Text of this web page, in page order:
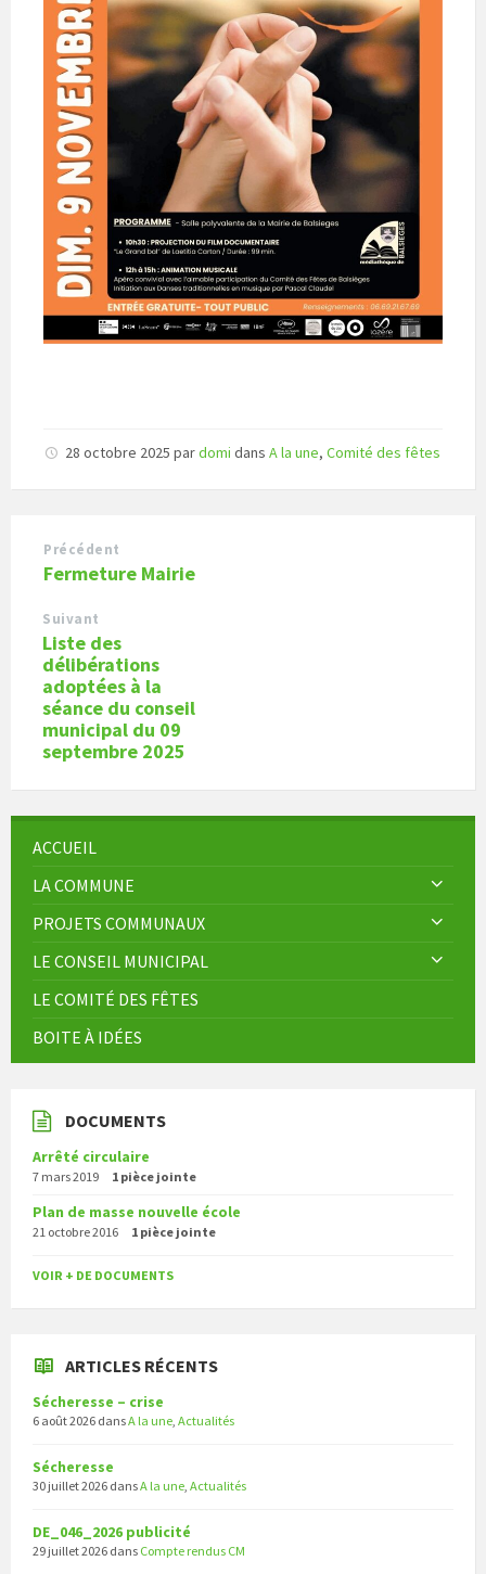
28 octobre 2025 pardomi dans A la une, Comité des fêtes
Précédent
Fermeture Mairie
Suivant
Liste des
délibérations
adoptées à la
séance du conseil
municipal du 09
septembre 2025
ACCUEIL
LA COMMUNE
PROJETS COMMUNAUX
LE CONSEIL MUNICIPAL
LE COMITÉ DES FÊTES
BOITE À IDÉES
DOCUMENTS
Arrêté circulaire
7 mars 2019 1 pièce jointe
Plan de masse nouvelle école
21 octobre 2016 1 pièce jointe
VOIR + DE DOCUMENTS
ARTICLES RÉCENTS
Sécheresse – crise
6 août 2026 dansA la une Actualités
Sécheresse
30 juillet 2026 dansA la une Actualités
DE_046_2026 publicité
29 juillet 2026 dans Compte rendus CM